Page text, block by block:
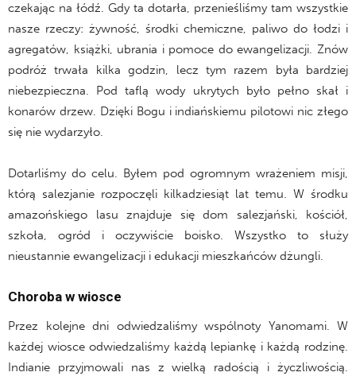
czekając na łódź. Gdy ta dotarła, przenieśliśmy tam wszystkie
nasze rzeczy: żywność, środki chemiczne, paliwo do łodzi i
agregatów, książki, ubrania i pomoce do ewangelizacji. Znów
podróż trwała kilka godzin, lecz tym razem była bardziej
niebezpieczna. Pod taflą wody ukrytych było pełno skał i
konarów drzew. Dzięki Bogu i indiańskiemu pilotowi nic złego
się nie wydarzyło.
Dotarliśmy do celu. Byłem pod ogromnym wrażeniem misji,
którą salezjanie rozpoczęli kilkadziesiąt lat temu. W środku
amazońskiego lasu znajduje się dom salezjański, kościół,
szkoła, ogród i oczywiście boisko. Wszystko to służy
nieustannie ewangelizacji i edukacji mieszkańców dżungli.
Choroba w wiosce
Przez kolejne dni odwiedzaliśmy wspólnoty Yanomami. W
każdej wiosce odwiedzaliśmy każdą lepiankę i każdą rodzinę.
Indianie przyjmowali nas z wielką radością i życzliwością.